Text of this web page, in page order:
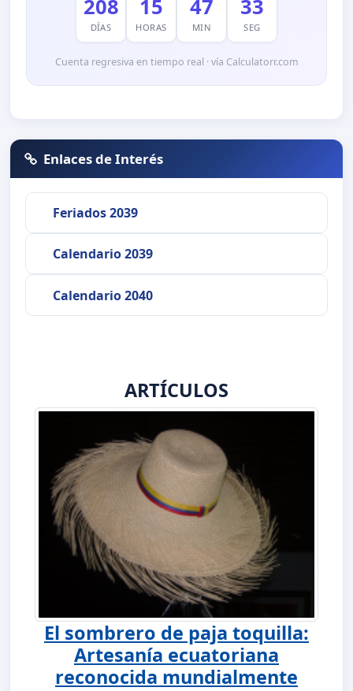
208
DÍAS
15
HORAS
47
MIN
31
SEG
Cuenta regresiva en tiempo real · vía Calculatorr.com
Enlaces de Interés
Feriados 2039
Calendario 2039
Calendario 2040
ARTÍCULOS
El sombrero de paja toquilla:
Artesanía ecuatoriana
reconocida mundialmente